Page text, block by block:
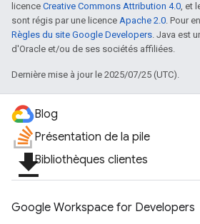
licence Creative Commons Attribution 4.0, et
sont régis par une licence Apache 2.0. Pour
Règles du site Google Developers. Java est
d'Oracle et/ou de ses sociétés affiliées.
Dernière mise à jour le 2025/07/25 (UTC).
Blog
Présentation de la pile
file_downloadBibliothèques clientes
Google Workspace for Developers